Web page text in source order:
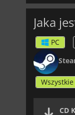
Jaka
PC
CD